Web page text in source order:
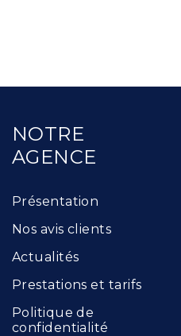
NOTRE
AGENCE
Présentation
Nos avis clients
Actualités
Prestations et tarifs
Politique de
confidentialité